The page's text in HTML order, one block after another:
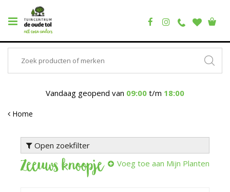
Vandaag geopend van 09:00 t/m 18:00
Home
Open zoekfilter
Zeeuws knoopje Voeg toe aan Mijn Planten